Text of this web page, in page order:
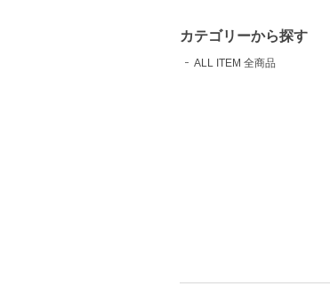
カテゴリーから探す
ALL ITEM 全商品